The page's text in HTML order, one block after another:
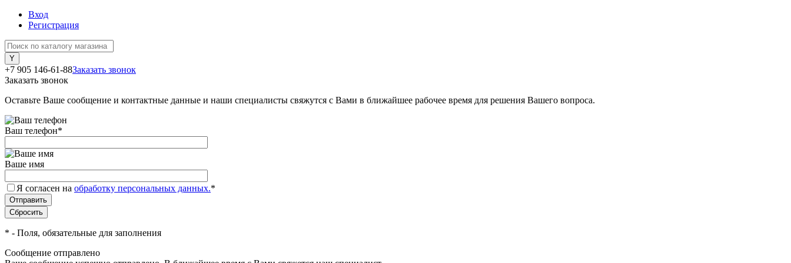
Вход
Регистрация
+7 905 146-61-88Заказать звонок
Заказать звонок
Оставьте Ваше сообщение и контактные данные и наши специалисты свяжутся с Вами в ближайшее рабочее время для решения Вашего вопроса.
Ваш телефон*
Ваше имя
Я согласен на обработку персональных данных.*
* - Поля, обязательные для заполнения
Сообщение отправлено